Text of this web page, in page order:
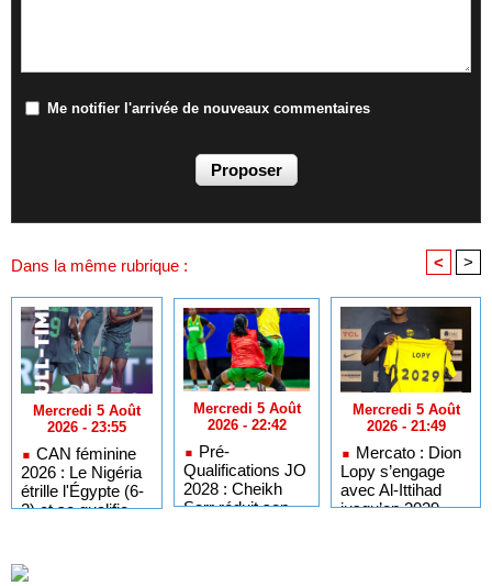
Me notifier l'arrivée de nouveaux commentaires
Dans la même rubrique : < >
Mercredi 5 Août
2026 - 23:55
CAN féminine
2026 : Le Nigéria
étrille l'Égypte (6-
2) et se qualifie
Mercredi 5 Août
2026 - 22:42
Pré-
Qualifications JO
2028 : Cheikh
Sarr réduit son
Mercredi 5 Août
2026 - 21:49
Mercato : Dion
Lopy s’engage
avec Al-Ittihad
jusqu’en 2029